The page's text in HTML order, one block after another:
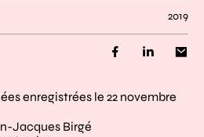
2019
enregistrées le 22 novembre
Jacques Birgé